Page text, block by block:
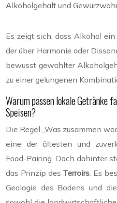
Alkoholgehalt und
Es zeigt sich, dass Alkohol
der über Harmonie oder
bewusst gewählter
zu einer gelungenen
Warum passen lokale Getränke
Speisen?
Die Regel „Was zusammen
eine der ältesten und
Food-Pairing. Doch dahinter
das Prinzip des Terroirs. Es
Geologie des Bodens und